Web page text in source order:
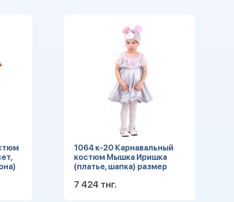
1064 к-20 Карнавальный
костюм Мышка Иришка
(платье, шапка) размер
7 424 тнг.